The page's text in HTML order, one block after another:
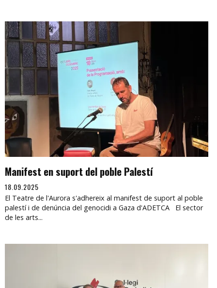
Manifest en suport del poble Palestí
18.09.2025
El Teatre de l'Aurora s'adhereix al manifest de suport al poble
palestí i de denúncia del genocidi a Gaza d'ADETCA El sector
de les arts...